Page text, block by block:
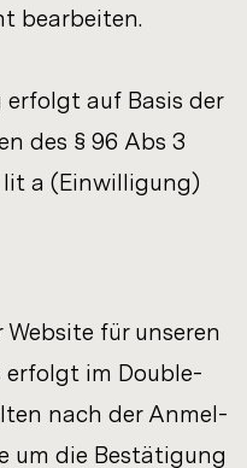
be­ar­bei­ten.
er­folgt auf Basis der
des § 96 Abs 3
lit a (Ein­wil­li­gung)
Web­site für un­se­ren
er­folgt im Double-​
nach der An­mel­
um die Be­stä­ti­gung